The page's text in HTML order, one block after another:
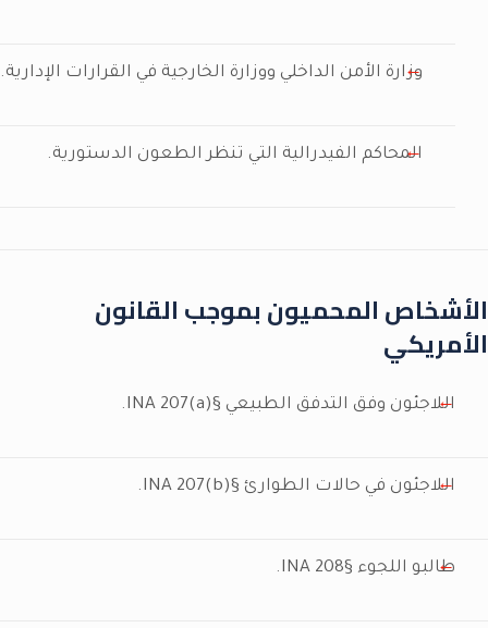
وزارة الأمن الداخلي ووزارة الخارجية في القرارات الإدارية.
المحاكم الفيدرالية التي تنظر الطعون الدستورية.
الأشخاص المحميون بموجب القانون
الأمريكي
اللاجئون وفق التدفق الطبيعي §INA 207(a).
اللاجئون في حالات الطوارئ §INA 207(b).
طالبو اللجوء §INA 208.